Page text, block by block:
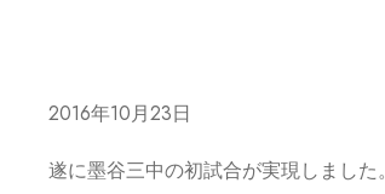
2016年10月23日
遂に墨谷三中の初試合が実現しました。